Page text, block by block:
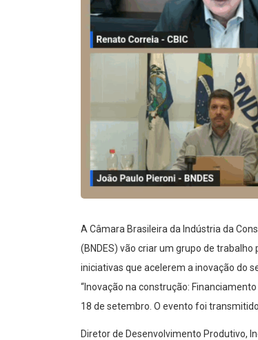
A Câmara Brasileira da Indústria da
(BNDES) vão criar um grupo de
iniciativas que acelerem a inovação do
“Inovação na construção:
18 de setembro. O evento foi
Diretor de Desenvolvimento Produtivo,